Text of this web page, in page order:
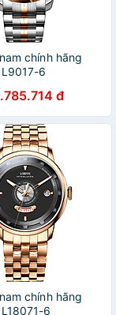
chính hãng
6
đ
chính hãng
6